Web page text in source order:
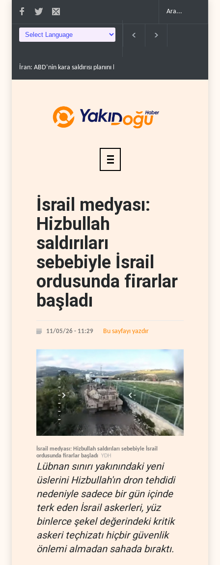
İran: ABD’nin kara saldırısı planını başarısızlı..
İsrail medyası:
Hizbullah
saldırıları
sebebiyle İsrail
ordusunda firarlar
başladı
11/05/26 - 11:29 Bu sayfayı yazdır
İsrail medyası: Hizbullah saldırıları sebebiyle İsrail
ordusunda firarlar başladı YDH
Lübnan sınırı yakınındaki yeni
üslerini Hizbullah'ın dron tehdidi
nedeniyle sadece bir gün içinde
terk eden İsrail askerleri, yüz
binlerce şekel değerindeki kritik
askeri teçhizatı hiçbir güvenlik
önlemi almadan sahada bıraktı.